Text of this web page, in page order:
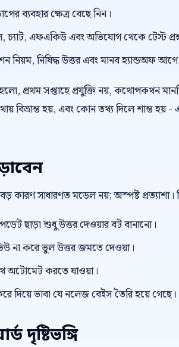
ব্যবহার ক্ষেত্র বেছে নিন।
চ্যাট, এফএকিউ এবং অভিযোগ থেকে টেস্ট
নিষিদ্ধ উত্তর এবং মানব হ্যান্ডঅফ
প্রথম সপ্তাহে প্রযুক্তি নয়, কথোপকথন
বিভ্রান্ত হয়, এবং কোন তথ্য দিলে শান্ত
বড় কারণ সাধারণত মডেল নয়; অস্পষ্ট
ছাড়া শুধু উত্তর দেওয়ার বট বানানো।
না করে ভুল উত্তর জমতে দেওয়া।
করতে যাওয়া।
ভাবা যে নলেজ বেইস তৈরি হয়ে গেছে।
দৃষ্টিভঙ্গি